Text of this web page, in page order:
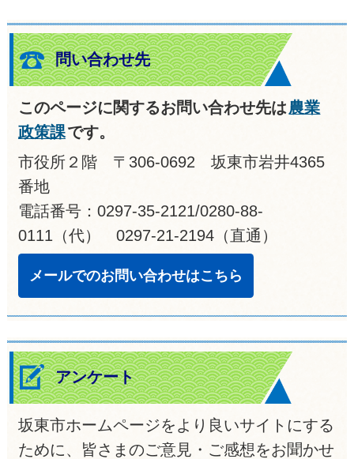
問い合わせ先
このページに関するお問い合わせ先は農業
政策課です。
市役所２階 〒306-0692 坂東市岩井4365
番地
電話番号：0297-35-2121/0280-88-
0111（代） 0297-21-2194（直通）
メールでのお問い合わせはこちら
アンケート
坂東市ホームページをより良いサイトにする
ために、皆さまのご意見・ご感想をお聞かせ